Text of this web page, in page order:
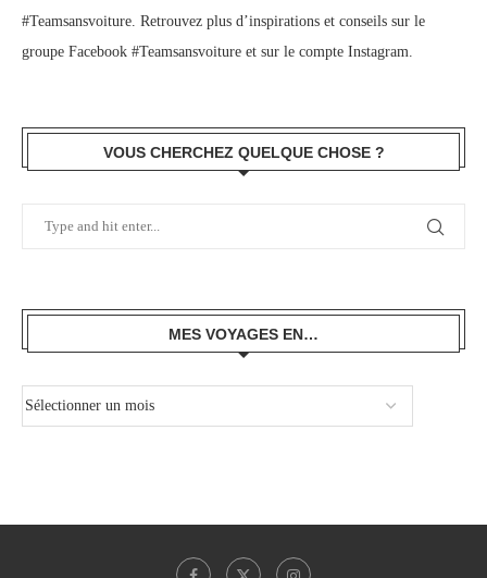
#Teamsansvoiture. Retrouvez plus d’inspirations et conseils sur le
groupe Facebook #Teamsansvoiture et sur le compte Instagram.
VOUS CHERCHEZ QUELQUE CHOSE ?
MES VOYAGES EN…